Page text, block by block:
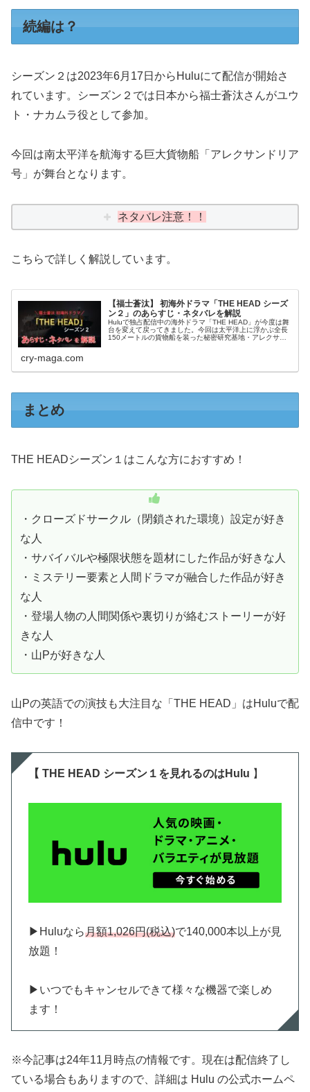
続編は？
シーズン２は2023年6月17日からHuluにて配信が開始さ
れています。シーズン２では日本から福士蒼汰さんがユウ
ト・ナカムラ役として参加。
今回は南太平洋を航海する巨大貨物船「アレクサンドリア
号」が舞台となります。
ネタバレ注意！！
こちらで詳しく解説しています。
【福士蒼汰】 初海外ドラマ「THE HEAD シーズ
ン２」のあらすじ・ネタバレを解説
Huluで独占配信中の海外ドラマ「THE HEAD」が今度は舞
台を変えて戻ってきました。今回は太平洋上に浮かぶ全長
150メートルの貨物船を装った秘密研究基地・アレクサン
cry-maga.com
まとめ
THE HEADシーズン１はこんな方におすすめ！
・クローズドサークル（閉鎖された環境）設定が好き
な人
・サバイバルや極限状態を題材にした作品が好きな人
・ミステリー要素と人間ドラマが融合した作品が好き
な人
・登場人物の人間関係や裏切りが絡むストーリーが好
きな人
・山Pが好きな人
山Pの英語での演技も大注目な「THE HEAD」はHuluで配
信中です！
【 THE HEAD シーズン１を見れるのはHulu 】
▶︎Huluなら月額1,026円(税込)で140,000本以上が見
放題！
▶︎いつでもキャンセルできて様々な機器で楽しめ
ます！
※今記事は24年11月時点の情報です。現在は配信終了し
ている場合もありますので、詳細は Hulu の公式ホームペ